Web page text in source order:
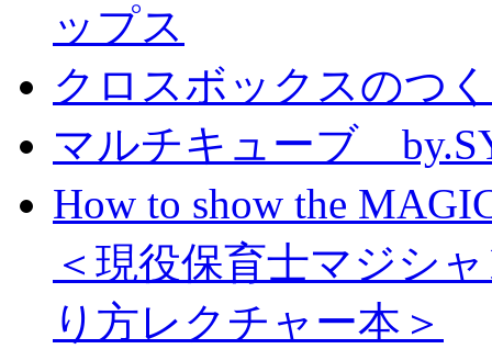
ップス
クロスボックスのつ
マルチキューブ
How to show the
＜現役保育士マジシ
り方レクチャー本＞